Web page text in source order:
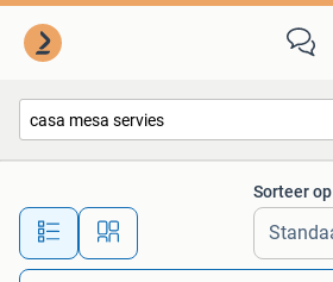
Alle afstanden…
Sorteer op